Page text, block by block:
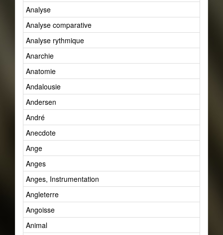
Analyse
Analyse comparative
Analyse rythmique
Anarchie
Anatomie
Andalousie
Andersen
André
Anecdote
Ange
Anges
Anges, Instrumentation
Angleterre
Angoisse
Animal